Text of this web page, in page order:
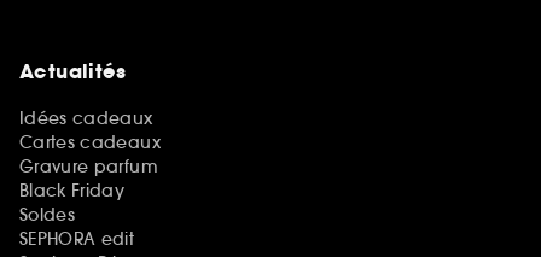
Actualités
Idées cadeaux
Cartes cadeaux
Gravure parfum
Black Friday
Soldes
SEPHORA edit